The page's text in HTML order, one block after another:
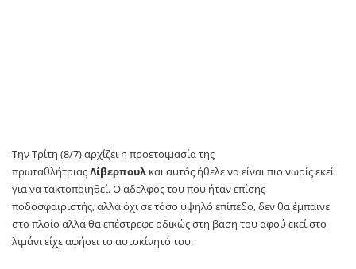
Την Τρίτη (8/7) αρχίζει η προετοιμασία της
πρωταθλήτριαςΛίβερπουλ και αυτός ήθελε να είναι πιο νωρίς εκεί
για να τακτοποιηθεί. Ο αδελφός του που ήταν επίσης
ποδοσφαιριστής, αλλά όχι σε τόσο υψηλό επίπεδο, δεν θα έμπαινε
στο πλοίο αλλά θα επέστρεφε οδικώς στη βάση του αφού εκεί στο
λιμάνι είχε αφήσει το αυτοκίνητό του.